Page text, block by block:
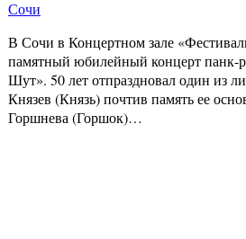
Сочи
В Сочи в Концертном зале
памятный юбилейный концерт панк-
Шут». 50 лет отпраздновал один из
Князев (Князь) почтив память ее
Горшнева (Горшок)…